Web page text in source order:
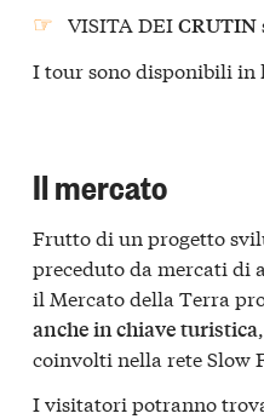
VISITA DEICRUTIN
I tour sono disponibili in
Il mercato
Frutto di un progetto
preceduto da mercati di
il Mercato della Terra
anche in chiave turistica
coinvolti nella rete Slow
I visitatori potranno